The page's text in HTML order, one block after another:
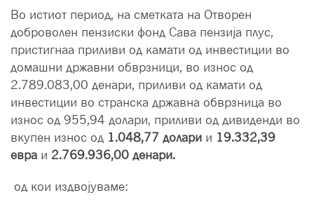
Во истиот период, на сметката на Отворен
доброволен пензиски фонд Сава пензија плус,
пристигнаа приливи од камати од инвестиции во
домашни државни обврзници, во износ од
2.789.083,00 денари, приливи од камати од
инвестиции во странска државна обврзница во
износ од 955,94 долари, приливи од дивиденди во
вкупен износ од 1.048,77 долари и 19.332,39
евра и 2.769.936,00 денари.
од кои издвојуваме: